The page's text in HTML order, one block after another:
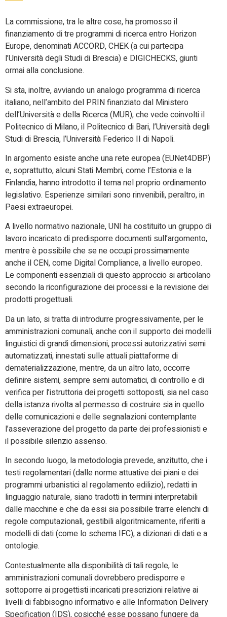
La commissione, tra le altre cose, ha promosso il
finanziamento di tre programmi di ricerca entro Horizon
Europe, denominati ACCORD, CHEK (a cui partecipa
l’Università degli Studi di Brescia) e DIGICHECKS, giunti
ormai alla conclusione.
Si sta, inoltre, avviando un analogo programma di ricerca
italiano, nell’ambito del PRIN finanziato dal Ministero
dell’Università e della Ricerca (MUR), che vede coinvolti il
Politecnico di Milano, il Politecnico di Bari, l’Università degli
Studi di Brescia, l’Università Federico II di Napoli.
In argomento esiste anche una rete europea (EUNet4DBP)
e, soprattutto, alcuni Stati Membri, come l’Estonia e la
Finlandia, hanno introdotto il tema nel proprio ordinamento
legislativo. Esperienze similari sono rinvenibili, peraltro, in
Paesi extraeuropei.
A livello normativo nazionale, UNI ha costituito un gruppo di
lavoro incaricato di predisporre documenti sull’argomento,
mentre è possibile che se ne occupi prossimamente
anche il CEN, come Digital Compliance, a livello europeo.
Le componenti essenziali di questo approccio si articolano
secondo la riconfigurazione dei processi e la revisione dei
prodotti progettuali.
Da un lato, si tratta di introdurre progressivamente, per le
amministrazioni comunali, anche con il supporto dei modelli
linguistici di grandi dimensioni, processi autorizzativi semi
automatizzati, innestati sulle attuali piattaforme di
dematerializzazione, mentre, da un altro lato, occorre
definire sistemi, sempre semi automatici, di controllo e di
verifica per l’istruttoria dei progetti sottoposti, sia nel caso
della istanza rivolta al permesso di costruire sia in quello
delle comunicazioni e delle segnalazioni contemplante
l’asseverazione del progetto da parte dei professionisti e
il possibile silenzio assenso.
In secondo luogo, la metodologia prevede, anzitutto, che i
testi regolamentari (dalle norme attuative dei piani e dei
programmi urbanistici al regolamento edilizio), redatti in
linguaggio naturale, siano tradotti in termini interpretabili
dalle macchine e che da essi sia possibile trarre elenchi di
regole computazionali, gestibili algoritmicamente, riferiti a
modelli di dati (come lo schema IFC), a dizionari di dati e a
ontologie.
Contestualmente alla disponibilità di tali regole, le
amministrazioni comunali dovrebbero predisporre e
sottoporre ai progettisti incaricati prescrizioni relative ai
livelli di fabbisogno informativo e alle Information Delivery
Specification (IDS), cosicché esse possano fungere da